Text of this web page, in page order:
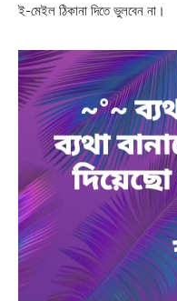
ই-মেইল ঠিকানা দিতে ভুলবেন না।